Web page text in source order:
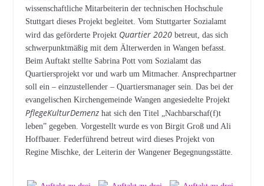
wissenschaftliche Mitarbeiterin der technischen Hochschule
Stuttgart dieses Projekt begleitet. Vom Stuttgarter Sozialamt
wird das geförderte Projekt Quartier 2020betreut, das sich
schwerpunktmäßig mit dem Älterwerden in Wangen befasst.
Beim Auftakt stellte Sabrina Pott vom Sozialamt das
Quartiersprojekt vor und warb um Mitmacher. Ansprechpartner
soll ein – einzustellender – Quartiersmanager sein. Das bei der
evangelischen Kirchengemeinde Wangen angesiedelte Projekt
PflegeKulturDemenzhat sich den Titel „Nachbarschaf(f)t
leben” gegeben. Vorgestellt wurde es von Birgit Groß und Ali
Hoffbauer. Federführend betreut wird dieses Projekt von
Regine Mischke, der Leiterin der Wangener Begegnungsstätte.